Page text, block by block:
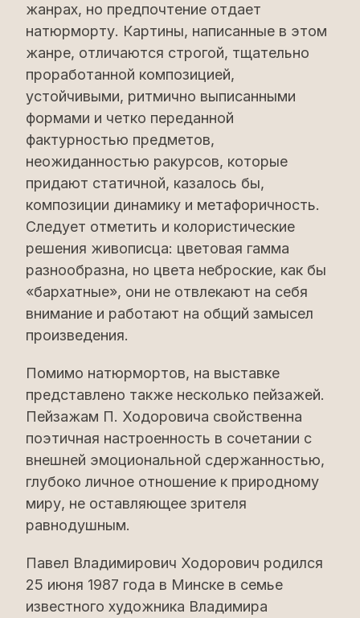
жанрах, но предпочтение отдает
натюрморту. Картины, написанные в этом
жанре, отличаются строгой, тщательно
проработанной композицией,
устойчивыми, ритмично выписанными
формами и четко переданной
фактурностью предметов,
неожиданностью ракурсов, которые
придают статичной, казалось бы,
композиции динамику и метафоричность.
Следует отметить и колористические
решения живописца: цветовая гамма
разнообразна, но цвета неброские, как бы
«бархатные», они не отвлекают на себя
внимание и работают на общий замысел
произведения.
Помимо натюрмортов, на выставке
представлено также несколько пейзажей.
Пейзажам П. Ходоровича свойственна
поэтичная настроенность в сочетании с
внешней эмоциональной сдержанностью,
глубоко личное отношение к природному
миру, не оставляющее зрителя
равнодушным.
Павел Владимирович Ходорович родился
25 июня 1987 года в Минске в семье
известного художника Владимира